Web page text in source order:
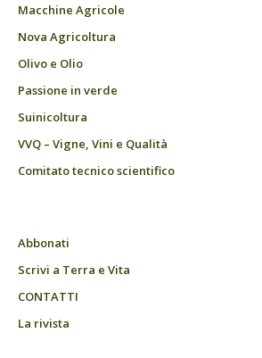
Macchine Agricole
Nova Agricoltura
Olivo e Olio
Passione in verde
Suinicoltura
VVQ – Vigne, Vini e Qualità
Comitato tecnico scientifico
Abbonati
Scrivi a Terra e Vita
CONTATTI
La rivista